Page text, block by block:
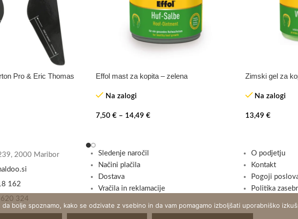
Pro & Eric Thomas
Effol mast za kopita – zelena
Na zalogi
7,50 € – 14,49 €
Zimski gel za
Na zalogi
13,49 €
2000 Maribor
162
324
Sledenje naročil
Načini plačila
Dostava
Vračila in reklamacije
O podjetju
Kontakt
Pogoji
Politika
bolje spoznamo, kako se odzivate z vsebino in da vam pomagamo izboljšati uporabniško